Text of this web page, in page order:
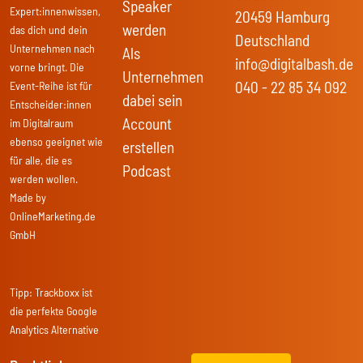
Expert:innenwissen,
das dich und dein
Unternehmen nach
vorne bringt. Die
Event-Reihe ist für
Entscheider:innen
im Digitalraum
ebenso geeignet wie
für alle, die es
werden wollen.
Made by
OnlineMarketing.de
GmbH
Tipp: Trackboxx ist
die perfekte Google
Analytics Alternative
Speaker
werden
Als
Unternehmen
dabei sein
Account
erstellen
Podcast
20459 Hamburg
Deutschland
info@digitalbash.de
040 - 22 85 34 092